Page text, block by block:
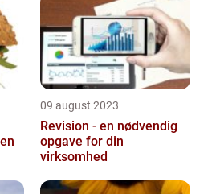
09 august 2023
Revision - en nødvendig
opgave for din
virksomhed